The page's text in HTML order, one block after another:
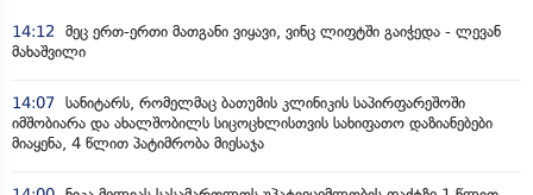
14:12
მეც ერთ-ერთი მათგანი ვიყავი, ვინც ლიფტში გაიჭედა - ლევან
მახაშვილი
14:07 სანიტარს, რომელმაც ბათუმის კლინიკის საპირფარეშოში
იმშობიარა და ახალშობილს სიცოცხლისთვის სახიფათო დაზიანებები
მიაყენა, 4 წლით პატიმრობა მიესაჯა